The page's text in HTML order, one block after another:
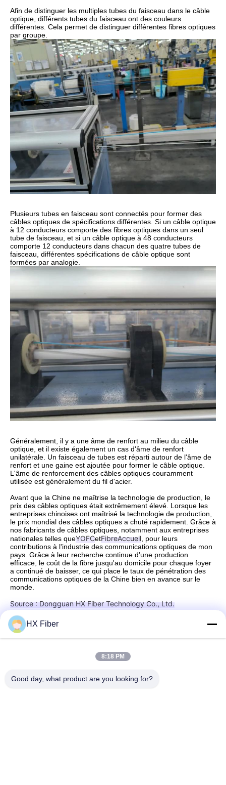
Afin de distinguer les multiples tubes du faisceau dans le câble
optique, différents tubes du faisceau ont des couleurs
différentes. Cela permet de distinguer différentes fibres optiques
par groupe.
Plusieurs tubes en faisceau sont connectés pour former des
câbles optiques de spécifications différentes. Si un câble optique
à 12 conducteurs comporte des fibres optiques dans un seul
tube de faisceau, et si un câble optique à 48 conducteurs
comporte 12 conducteurs dans chacun des quatre tubes de
faisceau, différentes spécifications de câble optique sont
formées par analogie.
Généralement, il y a une âme de renfort au milieu du câble
optique, et il existe également un cas d'âme de renfort
unilatérale. Un faisceau de tubes est réparti autour de l'âme de
renfort et une gaine est ajoutée pour former le câble optique.
L'âme de renforcement des câbles optiques couramment
utilisée est généralement du fil d'acier.
Avant que la Chine ne maîtrise la technologie de production, le
prix des câbles optiques était extrêmement élevé. Lorsque les
entreprises chinoises ont maîtrisé la technologie de production,
le prix mondial des câbles optiques a chuté rapidement. Grâce à
nos fabricants de câbles optiques, notamment aux entreprises
nationales telles queYOFCetFibreAccueil , pour leurs
contributions à l'industrie des communications optiques de mon
pays. Grâce à leur recherche continue d'une production
efficace, le coût de la fibre jusqu'au domicile pour chaque foyer
a continué de baisser, ce qui place le taux de pénétration des
communications optiques de la Chine bien en avance sur le
monde.
Source : Dongguan HX Fiber Technology Co., Ltd.
Adresse
HX Fiber
8:18 PM
Good day, what product are you looking for?